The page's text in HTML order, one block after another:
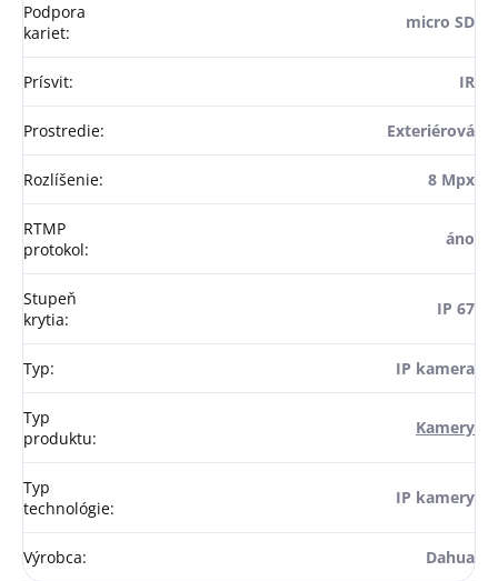
Podpora
kariet:
micro SD
Prísvit: IR
Prostredie: Exteriérová
Rozlíšenie: 8 Mpx
RTMP
protokol:
áno
Stupeň
krytia:
IP 67
Typ: IP kamera
Typ
produktu:
Kamery
Typ
technológie:
IP kamery
Výrobca: Dahua